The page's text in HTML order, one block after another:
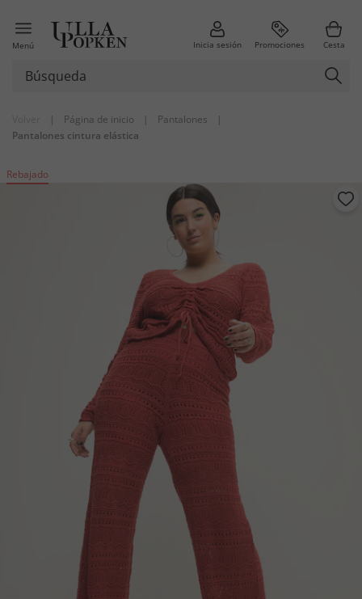
Menú Inicia sesión Promociones Cesta
| Página de inicio | Pantalones
|
Pantalones cintura elástica
Rebajado